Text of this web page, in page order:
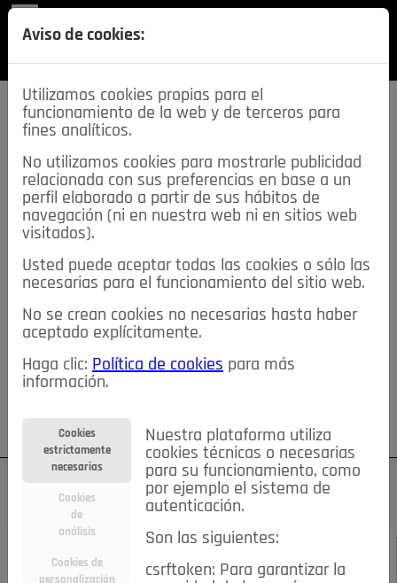
SECCIONES
descarga esta
REVISTA
≡NOTICIAS
NOTICIAS SERVICIOS DE INTERÉS
TABLÓN DE ANUNCIOS MIS ANUNCIOS CONTACTO
NOSOTROS
Su cuenta Regístrese ¿Olvidó su contraseña?
JULIO 2015 / MODA&BELLEZA
Aviso de cookies:
Utilizamos cookies propias para el
funcionamiento de la web y de terceros para
fines analíticos.
No utilizamos cookies para mostrarle publicidad
relacionada con sus preferencias en base a un
perfil elaborado a partir de sus hábitos de
navegación (ni en nuestra web ni en sitios web
visitados).
Usted puede aceptar todas las cookies o sólo las
necesarias para el funcionamiento del sitio web.
No se crean cookies no necesarias hasta haber
aceptado explícitamente.
Haga clic: Política de cookies para más
información.
Cookies
estrictamente
necesarias
Cookies
de
análisis
Cookies de
personalización
Nuestra plataforma utiliza
cookies técnicas o necesarias
para su funcionamiento, como
por ejemplo el sistema de
autenticación.
Son las siguientes:
csrftoken: Para garantizar la